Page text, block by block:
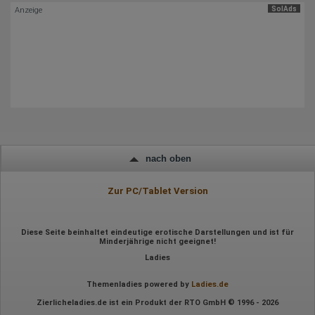
Hotjar
Datum und Uhrzeit des Besuchs
Bildschirmauflösung
Eindeutige Gerätekennung
Browser-Typ
Domain-Name
SolAds
Anzeige
nach oben
Zur PC/Tablet Version
Diese Seite beinhaltet eindeutige erotische Darstellungen und ist für
Minderjährige nicht geeignet!
Ladies
Themenladies powered by Ladies.de
Zierlicheladies.de ist ein Produkt der RTO GmbH © 1996 - 2026